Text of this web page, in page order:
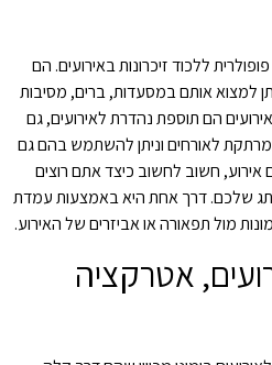
ללכוד זיכרונות באירועים. הם
למצוא אותם במסעדות, ברים, מסיבות
הם תוספת נהדרת לאירועים, גם
לאורחים וניתן להשתמש בהם גם
אירוע, חשוב לחשוב כיצד אתם רוצים
שלכם. דרך אחת היא באמצעות עמדת
מול תפאורה או אביזרים של האירוע.
אטרקציה